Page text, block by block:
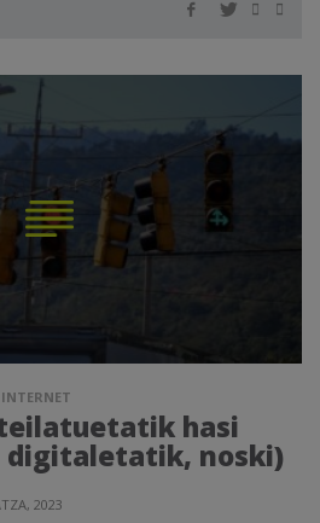
INTERNET
hasi
noski)
2023